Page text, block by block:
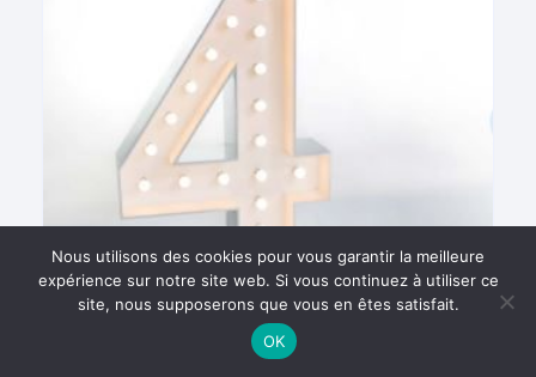
Chiffre lumineux géant 4
Nous utilisons des cookies pour vous garantir la meilleure
expérience sur notre site web. Si vous continuez à utiliser ce
site, nous supposerons que vous en êtes satisfait.
OK